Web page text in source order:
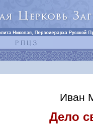
Иван
Дело